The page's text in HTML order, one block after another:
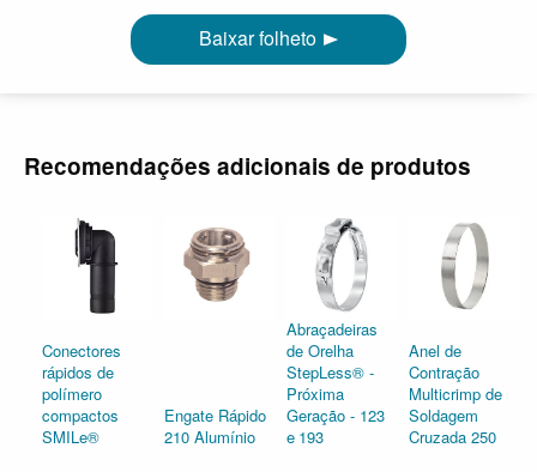
Baixar folheto
Recomendações adicionais de produtos
Conectores
rápidos de
polímero
compactos
SMILe®
Engate Rápido
210 Alumínio
Abraçadeiras
de Orelha
StepLess® -
Próxima
Geração - 123
e 193
Anel de
Contração
Multicrimp de
Soldagem
Cruzada 250